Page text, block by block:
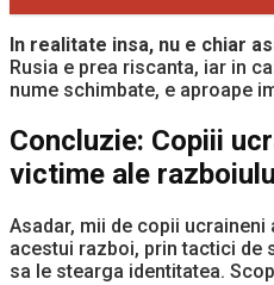
In realitate insa, nu e chiar
Rusia e prea riscanta, iar in
nume schimbate, e aproape
Concluzie: Copiii
victime ale
Asadar, mii de copii
acestui razboi, prin tactici de
sa le stearga identitatea.